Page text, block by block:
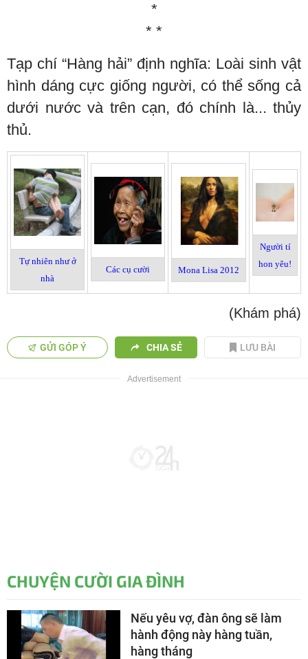
*
* *
Tạp chí “Hàng hải” định nghĩa: Loài sinh vật
hình dáng cực giống người, có thể sống cả
dưới nước và trên cạn, đó chính là... thủy
thủ.
Tự nhiên như ở
nhà
Các cụ cười Mona Lisa 2012
Người tí
hon yêu!
(Khám phá)
GỬI GÓP Ý CHIA SẺ LƯU BÀI
CHUYỆN CƯỜI GIA ĐÌNH
Nếu yêu vợ, đàn ông sẽ làm
hành động này hàng tuần,
hàng tháng